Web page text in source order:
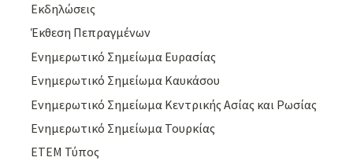
Εκδηλώσεις
Έκθεση Πεπραγμένων
Ενημερωτικό Σημείωμα Ευρασίας
Ενημερωτικό Σημείωμα Καυκάσου
Ενημερωτικό Σημείωμα Κεντρικής Ασίας και Ρωσίας
Ενημερωτικό Σημείωμα Τουρκίας
ΕΤΕΜ Τύπος